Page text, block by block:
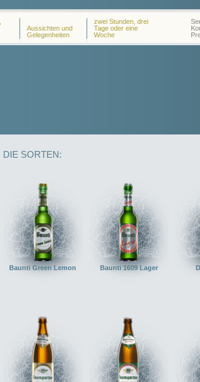
Aussichten und
Gelegenheiten
zwei Stunden, drei
Tage oder eine
Woche
DIE SORTEN:
Baunti Green Lemon Baunti 1609 Lager